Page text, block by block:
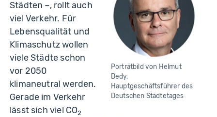
Porträtbild von Helmut
Dedy,
Hauptgeschäftsführer des
Deutschen Städtetages
Städten –, rollt auch
viel Verkehr. Für
Lebensqualität und
Klimaschutz wollen
viele Städte schon
vor 2050
klimaneutral werden.
Gerade im Verkehr
lässt sich viel CO2